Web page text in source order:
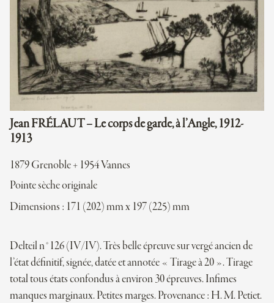
Jean FRÉLAUT – Le corps de garde, à l’Angle, 1912-
1913
1879 Grenoble + 1954 Vannes
Pointe sèche originale
Dimensions : 171 (202) mm x 197 (225) mm
Delteil n°126 (IV/IV). Très belle épreuve sur vergé ancien de
l’état définitif, signée, datée et annotée « Tirage à 20 ». Tirage
total tous états confondus à environ 30 épreuves. Infimes
manques marginaux. Petites marges. Provenance : H. M. Petiet.